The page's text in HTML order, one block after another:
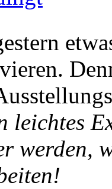
leichtes
werden,